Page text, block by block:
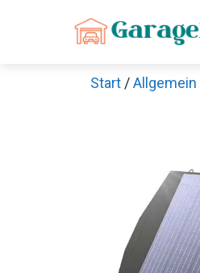
Start /Allgemein